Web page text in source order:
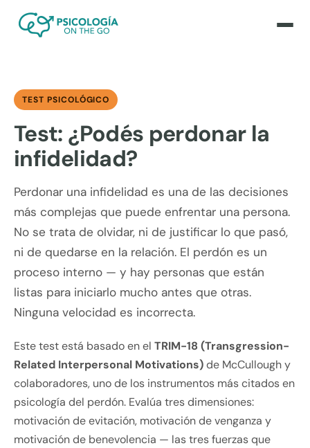
TEST PSICOLÓGICO
Test: ¿Podés perdonar la
infidelidad?
Perdonar una infidelidad es una de las decisiones
más complejas que puede enfrentar una persona.
No se trata de olvidar, ni de justificar lo que pasó,
ni de quedarse en la relación. El perdón es un
proceso interno — y hay personas que están
listas para iniciarlo mucho antes que otras.
Ninguna velocidad es incorrecta.
Este test está basado en el TRIM-18 (Transgression-
Related Interpersonal Motivations)de McCullough y
colaboradores, uno de los instrumentos más citados en
psicología del perdón. Evalúa tres dimensiones:
motivación de evitación, motivación de venganza y
motivación de benevolencia — las tres fuerzas que